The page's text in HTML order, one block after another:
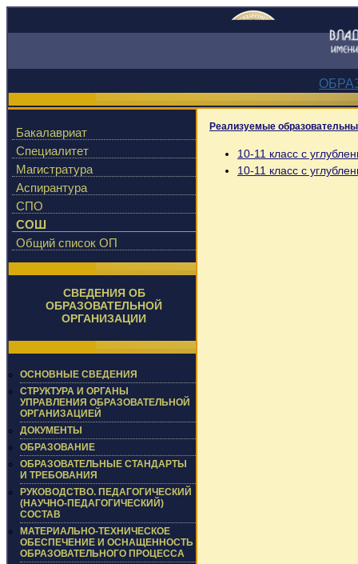
Бакалавриат
Специалитет
Магистратура
Аспирантура
СПО
СОШ
Общий список ОП
СВЕДЕНИЯ ОБ
ОБРАЗОВАТЕЛЬНОЙ
ОРГАНИЗАЦИИ
ОСНОВНЫЕ СВЕДЕНИЯ
СТРУКТУРА И ОРГАНЫ
УПРАВЛЕНИЯ ОБРАЗОВАТЕЛЬНОЙ
ОРГАНИЗАЦИЕЙ
ДОКУМЕНТЫ
ОБРАЗОВАНИЕ
ОБРАЗОВАТЕЛЬНЫЕ СТАНДАРТЫ
И ТРЕБОВАНИЯ
РУКОВОДСТВО. ПЕДАГОГИЧЕСКИЙ
(НАУЧНО-ПЕДАГОГИЧЕСКИЙ)
СОСТАВ
МАТЕРИАЛЬНО-ТЕХНИЧЕСКОЕ
ОБЕСПЕЧЕНИЕ И ОСНАЩЕННОСТЬ
ОБРАЗОВАТЕЛЬНОГО ПРОЦЕССА
Реализуемые
10-11 класс с
10-11 класс с